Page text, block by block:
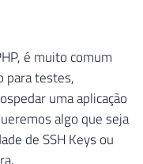
é muito comum
para testes,
uma aplicação
algo que seja
de SSH Keys ou